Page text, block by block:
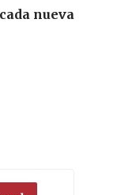
nueva